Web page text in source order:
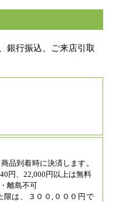
銀行振込、ご来店引取
品到着時に決済します。
円、22,000円以上は無料
離島不可
限は、３００,０００円で